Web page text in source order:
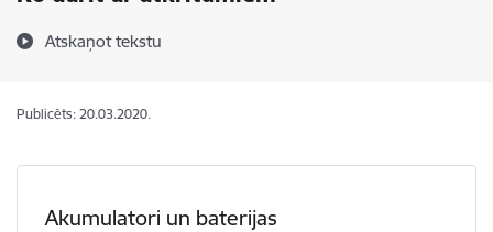
Atskaņot tekstu
Publicēts: 20.03.2020.
Akumulatori un baterijas